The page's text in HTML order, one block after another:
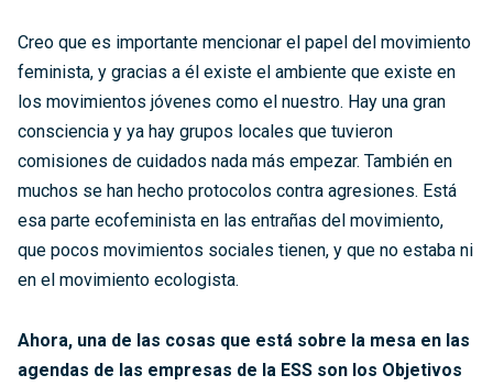
Creo que es importante mencionar el papel del movimiento
feminista, y gracias a él existe el ambiente que existe en
los movimientos jóvenes como el nuestro. Hay una gran
consciencia y ya hay grupos locales que tuvieron
comisiones de cuidados nada más empezar. También en
muchos se han hecho protocolos contra agresiones. Está
esa parte ecofeminista en las entrañas del movimiento,
que pocos movimientos sociales tienen, y que no estaba ni
en el movimiento ecologista.
Ahora, una de las cosas que está sobre la mesa en las
agendas de las empresas de la ESS son los Objetivos